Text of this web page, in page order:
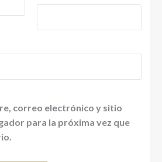
correo electrónico y sitio
para la próxima vez que